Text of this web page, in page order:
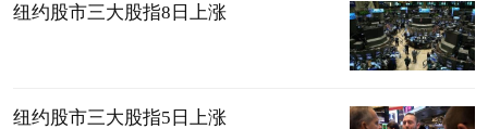
纽约股市三大股指8日上涨
纽约股市三大股指5日上涨